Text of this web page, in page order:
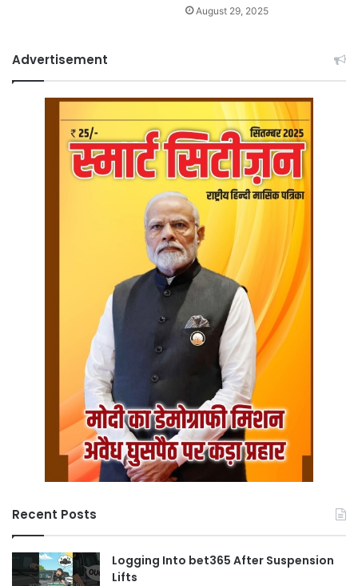
August 29, 2025
Advertisement
Recent Posts
Logging Into bet365 After Suspension
Lifts